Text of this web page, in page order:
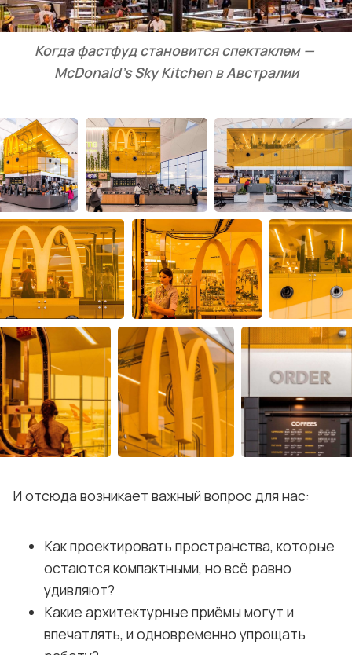
Когда фастфуд становится спектаклем —
McDonald’s Sky Kitchen в Австралии
И отсюда возникает важный вопрос для нас:
Как проектировать пространства, которые
остаются компактными, но всё равно
удивляют?
Какие архитектурные приёмы могут и
впечатлять, и одновременно упрощать